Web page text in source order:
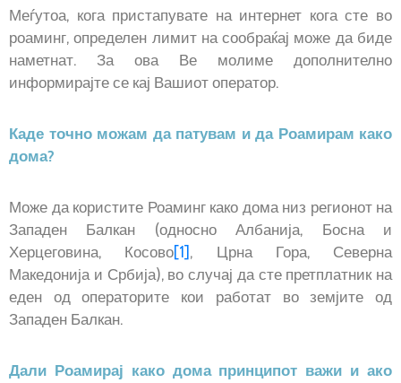
Меѓутоа, кога пристапувате на интернет кога сте во
роаминг, определен лимит на сообраќај може да биде
наметнат. За ова Ве молиме дополнително
информирајте се кај Вашиот оператор.
Каде точно можам да патувам и да Роамирам како
дома?
Може да користите Роаминг како дома низ регионот на
Западен Балкан (односно Албанија, Босна и
Херцеговина, Косово[1] , Црна Гора, Северна
Македонија и Србија), во случај да сте претплатник на
еден од операторите кои работат во земјите од
Западен Балкан.
Дали Роамирај како дома принципот важи и ако